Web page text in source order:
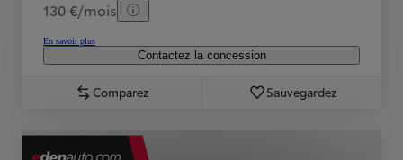
130 €/mois
En savoir plus
Contactez la concession
Comparez Sauvegardez